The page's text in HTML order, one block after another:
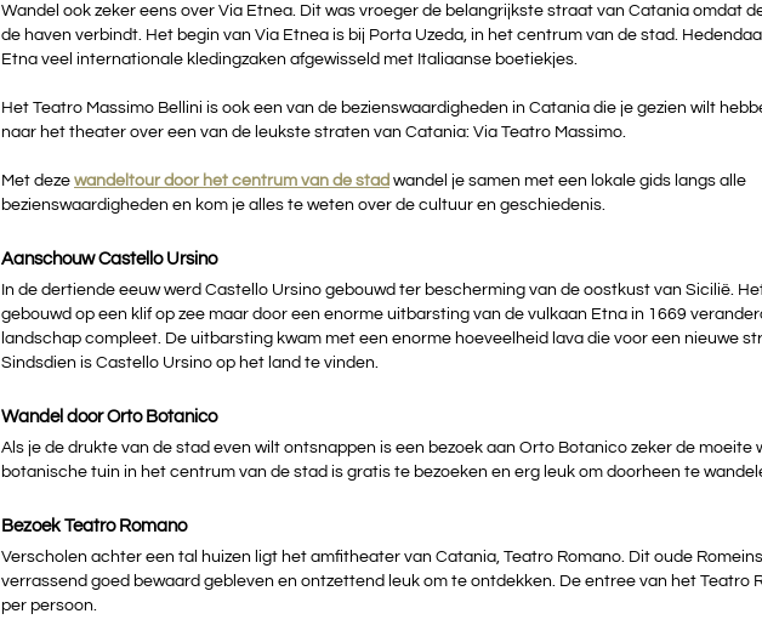
Wandel ook zeker eens over Via Etnea. Dit was vroeger de belangrijkste straat van Catania omdat
de haven verbindt. Het begin van Via Etnea is bij Porta Uzeda, in het centrum van de stad.
Etna veel internationale kledingzaken afgewisseld met Italiaanse boetiekjes.
Het Teatro Massimo Bellini is ook een van de bezienswaardigheden in Catania die je gezien wilt
naar het theater over een van de leukste straten van Catania: Via Teatro Massimo.
Met deze wandeltour door het centrum van de stad wandel je samen met een lokale gids langs alle
bezienswaardigheden en kom je alles te weten over de cultuur en geschiedenis.
Aanschouw Castello Ursino
In de dertiende eeuw werd Castello Ursino gebouwd ter bescherming van de oostkust van Sicilië.
gebouwd op een klif op zee maar door een enorme uitbarsting van de vulkaan Etna in 1669
landschap compleet. De uitbarsting kwam met een enorme hoeveelheid lava die voor een nieuwe
Sindsdien is Castello Ursino op het land te vinden.
Wandel door Orto Botanico
Als je de drukte van de stad even wilt ontsnappen is een bezoek aan Orto Botanico zeker de moeite
botanische tuin in het centrum van de stad is gratis te bezoeken en erg leuk om doorheen te
Bezoek Teatro Romano
Verscholen achter een tal huizen ligt het amfitheater van Catania, Teatro Romano. Dit oude
verrassend goed bewaard gebleven en ontzettend leuk om te ontdekken. De entree van het Teatro
per persoon.